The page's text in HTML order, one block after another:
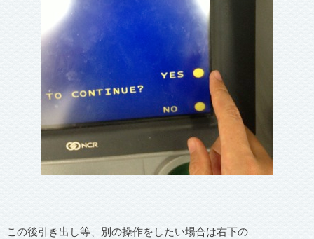
この後引き出し等、別の操作をしたい場合は右下の